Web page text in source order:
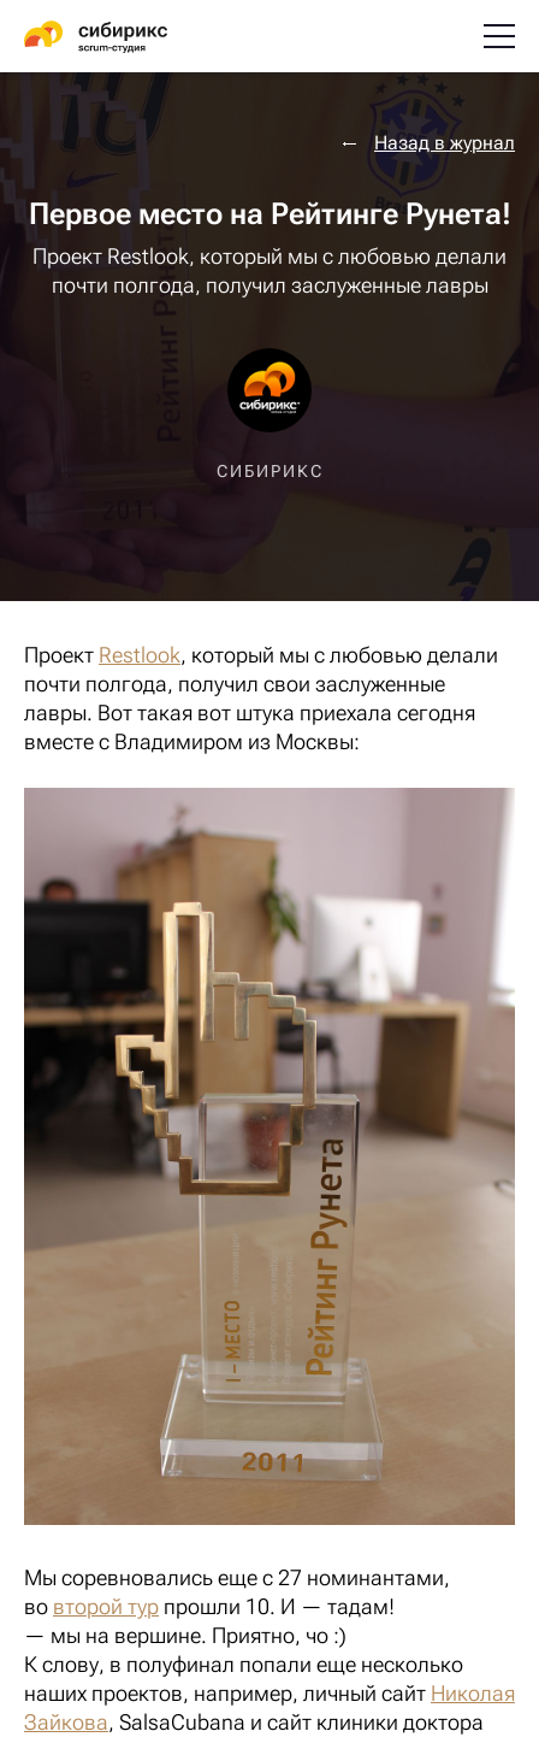
Назад в журнал
Первое место на Рейтинге Рунета!
Проект Restlook, который мы с любовью делали
почти полгода, получил заслуженные лавры
СИБИРИКС
Проект Restlook, который мы с любовью делали
почти полгода, получил свои заслуженные
лавры. Вот такая вот штука приехала сегодня
вместе с Владимиром из Москвы:
Мы соревновались еще с 27 номинантами,
во второй тур прошли 10. И — тадам!
— мы на вершине. Приятно, чо :)
К слову, в полуфинал попали еще несколько
наших проектов, например, личный сайт Николая
Зайкова, SalsaCubana и сайт клиники доктора